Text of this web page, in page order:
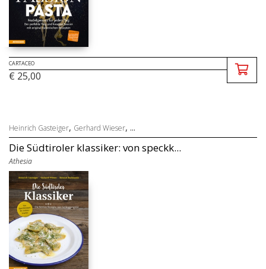
CARTACEO
€ 25,00
Heinrich Gasteiger, Gerhard Wieser, ...
Die Südtiroler klassiker: von speckk...
Athesia